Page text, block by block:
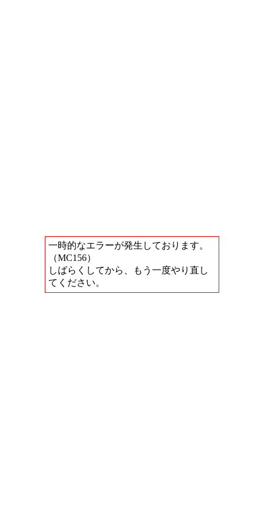
一時的なエラーが発生しております。
（MC156）
しばらくしてから、もう一度やり直し
てください。